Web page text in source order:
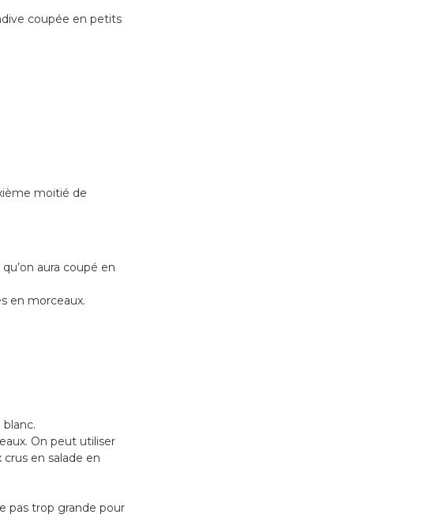
coupée en petits
moitié de
aura coupé en
en morceaux.
On peut utiliser
en salade en
pas trop grande pour